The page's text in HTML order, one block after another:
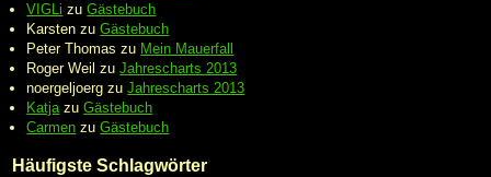
VIGLi zuGästebuch
Karsten zuGästebuch
Peter Thomas zu Mein Mauerfall
Roger Weil zuJahrescharts 2013
noergeljoerg zuJahrescharts 2013
KatjazuGästebuch
Carmen zuGästebuch
Häufigste Schlagwörter